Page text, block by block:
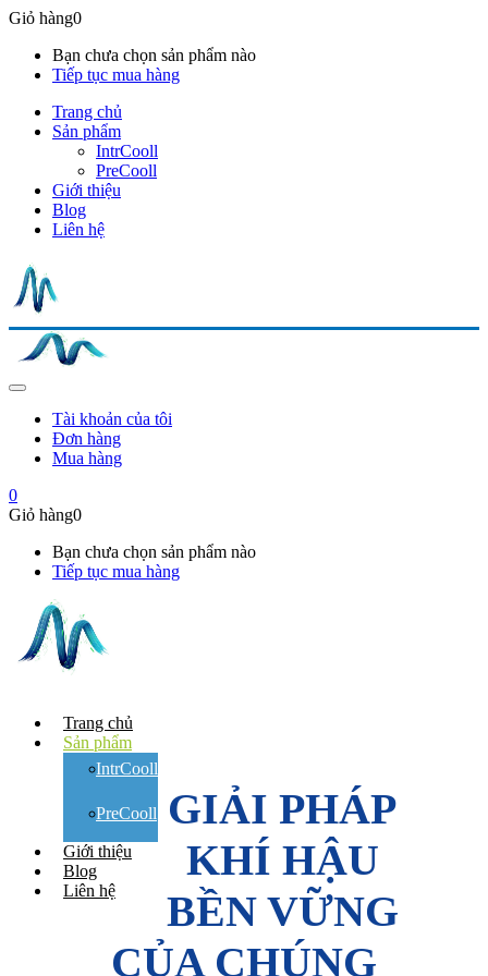
Giỏ hàng0
Bạn chưa chọn sản phẩm nào
Tiếp tục mua hàng
Trang chủ
Sản phẩm
IntrCooll
PreCooll
Giới thiệu
Blog
Liên hệ
Tài khoản của tôi
Đơn hàng
Mua hàng
0
Giỏ hàng0
Bạn chưa chọn sản phẩm nào
Tiếp tục mua hàng
Trang chủ
Sản phẩm
IntrCooll
PreCooll
Giới thiệu
Blog
Liên hệ
GIẢI PHÁP
KHÍ HẬU
BỀN VỮNG
CỦA CHÚNG